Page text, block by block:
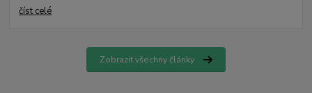
číst celé
Zobrazit všechny články